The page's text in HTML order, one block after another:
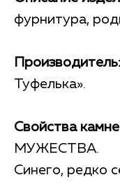
фурнитура,
Производитель:
Туфелька».
Свойства
МУЖЕСТВА.
Синего, редко